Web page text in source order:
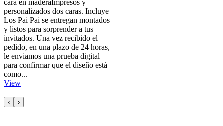
cara en maderaImpresos y
personalizados dos caras. Incluye
Los Pai Pai se entregan montados
y listos para sorprender a tus
invitados. Una vez recibido el
pedido, en una plazo de 24 horas,
le enviamos una prueba digital
para confirmar que el diseño está
como...
View
‹ ›